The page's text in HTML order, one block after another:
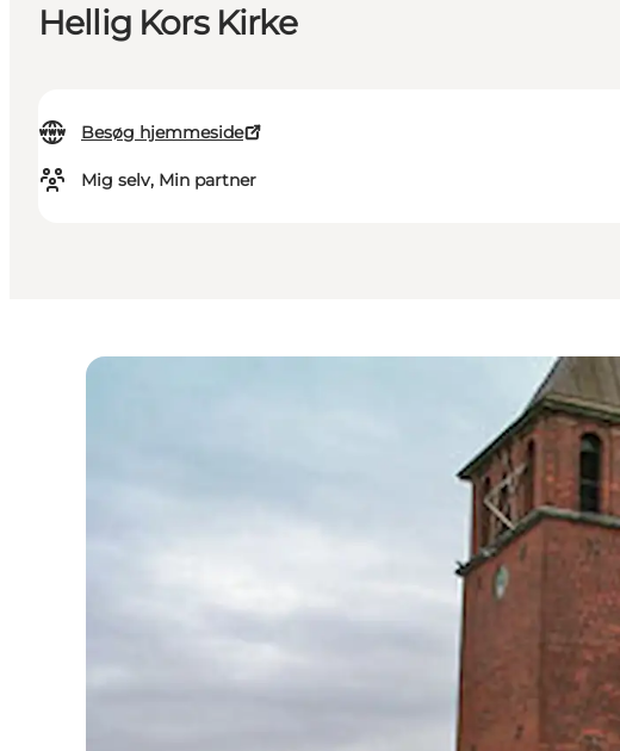
Hellig Kors Kirke
Besøg hjemmeside
Mig selv, Min partner